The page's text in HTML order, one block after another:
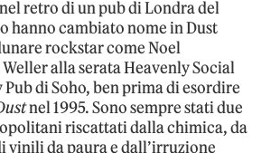
retro di un pub di Londra del
hanno cambiato nome in Dust
rockstar come Noel
alla serata Heavenly Social
Pub di Soho, ben prima di esordire
nel 1995. Sono sempre stati due
riscattati dalla chimica, da
vinili da paura e dall’irruzione